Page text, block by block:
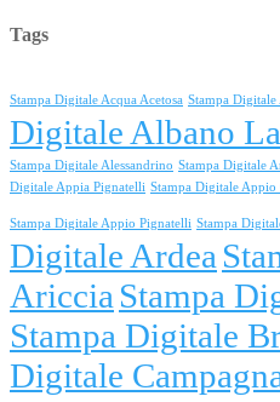
Tags
Stampa Digitale Acqua Acetosa Stampa Digitale
Digitale Albano
Stampa Digitale Alessandrino Stampa Digitale
Digitale Appia Pignatelli Stampa Digitale Appio
Stampa Digitale Appio Pignatelli Stampa
Digitale Ardea
Ariccia Stampa
Stampa Digitale
Digitale